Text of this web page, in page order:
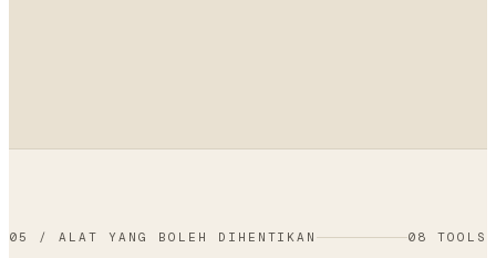
05 / ALAT YANG BOLEH DIHENTIKAN 08 TOOLS